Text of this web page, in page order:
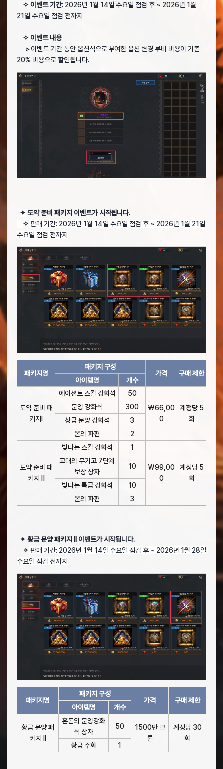
✧ 이벤트 기간: 2026년 1월 14일 수요일 점검 후 ~ 2026년 1월
21일 수요일 점검 전까지
✧ 이벤트 내용
▹이벤트 기간 동안 옵션석으로 부여한 옵션 변경 루비 비용이 기존
20% 비용으로 할인됩니다.
✦ 도약 준비 패키지 이벤트가 시작됩니다.
✧ 판매 기간: 2026년 1월 14일 수요일 점검 후 ~ 2026년 1월 21일
수요일 점검 전까지
패키지명
패키지 구성
가격
구매 제한
아이템명
개수
도약 준비 패
키지Ⅰ
에이션트 스킬 강화석
50
₩66,00
0
계정당 5
회
문양 강화석
300
상급 문양 강화석
3
온의 파편
2
도약 준비 패
키지 Ⅱ
빛나는 스킬 강화석 1
₩99,00
0
계정당 5
회
고대의 무기고 7단계
보상 상자
10
빛나는 특급 강화석
10
온의 파편
3
✦ 황금 문양 패키지 II 이벤트가 시작됩니다.
✧ 판매 기간: 2026년 1월 14일 수요일 점검 후 ~ 2026년 1월 28일
수요일 점검 전까지
패키지명
패키지 구성
가격
구매 제한
아이템명
개수
황금 문양 패
키지 II
혼돈의 문양강화
석 상자
50
1500만 크
론
계정당 30
회
황금 주화
1